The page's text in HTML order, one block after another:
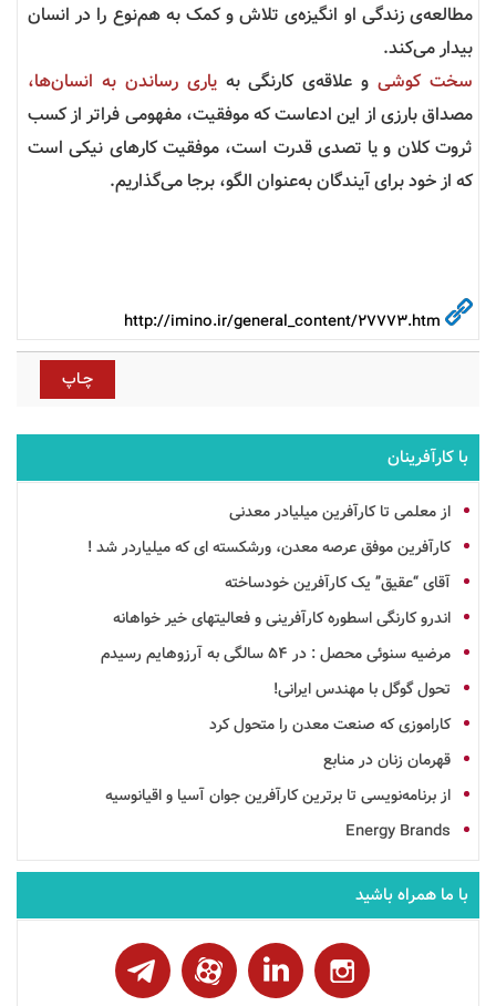
مطالعه‌ی زندگی او انگیزه‌ی تلاش و کمک به هم‌نوع را در انسان
بیدار می‌کند.
سخت کوشی و علاقه‌ی کارنگی بهیاری رساندن به انسان‌ها،
مصداق بارزی از این ادعاست که موفقیت، مفهومی فراتر از کسب
ثروت کلان و یا تصدی قدرت است، موفقیت کار‌های نیکی است
که از خود برای آیندگان به‌عنوان الگو، برجا می‌گذاریم.
با کارآفرینان
از معلمی تا کارآفرین میلیادر معدنی
کارآفرین موفق عرصه معدن، ورشکسته ای که میلیاردر شد !
آقای “عقیق” یک کارآفرین خودساخته
اندرو کارنگی اسطوره کارآفرینی و فعالیتهای خیر خواهانه
مرضیه سنوئی محصل : در 54 سالگی به آرزوهایم رسیدم
تحول گوگل با مهندس ایرانی!
کاراموزی که صنعتمعدن را متحول کرد
قهرمان زنان در منابع
از برنامه‌نویسی تا برترین کارآفرین جوان آسیا و اقیانوسیه
Energy Brands
با ما همراه باشید